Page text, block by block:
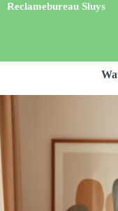
Reclamebureau Sluys